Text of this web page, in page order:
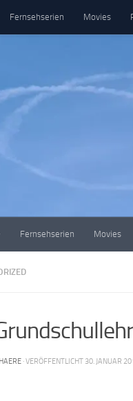
Fernsehserien Movies
Fernsehserien Movies
· VERÖFFENTLICHT 30. JANUAR